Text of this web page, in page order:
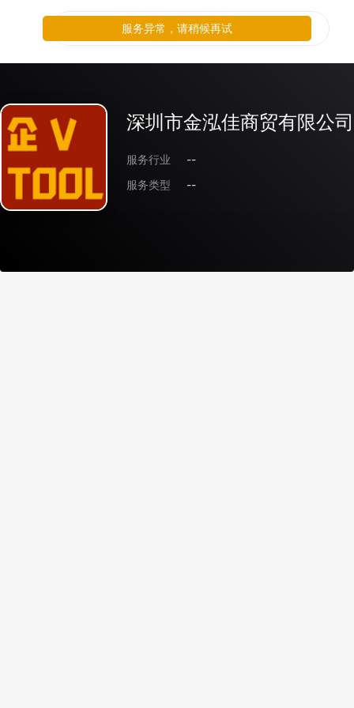
深圳市金泓佳商贸有限公司
服务行业
--
服务类型
--
服务异常，请稍候再试